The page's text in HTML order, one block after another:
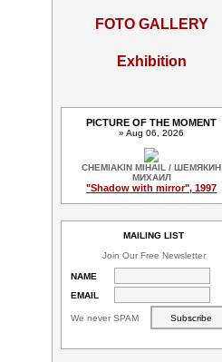
FOTO GALLERY
Exhibition
PICTURE OF THE MOMENT
» Aug 06, 2026
CHEMIAKIN MIHAIL / ШЕМЯКИН
МИХАИЛ
"Shadow with mirror", 1997
MAILING LIST
Join Our Free Newsletter
NAME
EMAIL
We never SPAM